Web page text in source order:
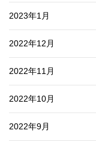
2023年1月
2022年12月
2022年11月
2022年10月
2022年9月